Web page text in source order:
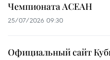
Чемпионата АСЕАН
25/07/2026 09:30
Официальный сайт